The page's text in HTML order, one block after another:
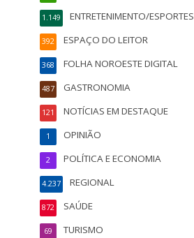
ENTRETENIMENTO/ESPORTES
1.149
ESPAÇO DO LEITOR
392
FOLHA NOROESTE DIGITAL
368
GASTRONOMIA
487
NOTÍCIAS EM DESTAQUE
121
OPINIÃO
1
POLÍTICA E ECONOMIA
2
REGIONAL
4.237
SAÚDE
872
TURISMO
69